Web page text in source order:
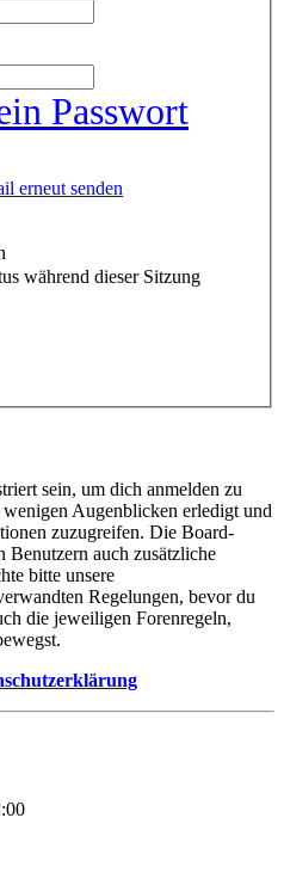
Passwort
erneut senden
während dieser Sitzung
sein, um dich anmelden zu
Augenblicken erledigt und
zuzugreifen. Die Board-
Benutzern auch zusätzliche
bitte unsere
Regelungen, bevor du
die jeweiligen Forenregeln,